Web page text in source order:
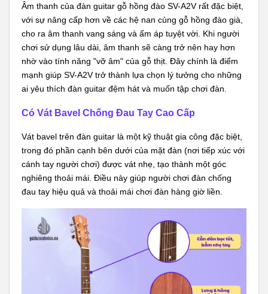
Âm thanh của đàn guitar gỗ hồng đào SV-A2V rất đặc biệt,
với sự nâng cấp hơn về các hệ nan cùng gỗ hồng đào già,
cho ra âm thanh vang sáng và ấm áp tuyệt vời. Khi người
chơi sử dụng lâu dài, âm thanh sẽ càng trở nên hay hơn
nhờ vào tính năng "vỡ âm" của gỗ thịt. Đây chính là điểm
mạnh giúp SV-A2V trở thành lựa chọn lý tưởng cho những
ai yêu thích đàn guitar đệm hát và muốn tập chơi đàn.
Có Vát Bavel Chống Đau Tay Cao Cấp
Vát bavel trên đàn guitar là một kỹ thuật gia công đặc biệt,
trong đó phần cạnh bên dưới của mặt đàn (nơi tiếp xúc với
cánh tay người chơi) được vát nhẹ, tạo thành một góc
nghiêng thoải mái. Điều này giúp người chơi đàn chống
đau tay hiệu quả và thoải mái chơi đàn hàng giờ liền.